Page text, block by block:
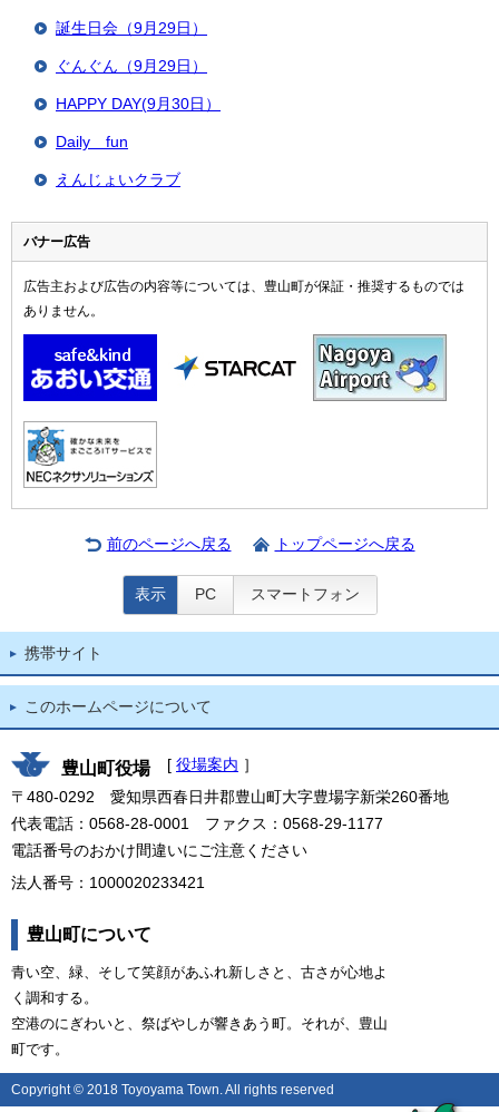
誕生日会（9月29日）
ぐんぐん（9月29日）
HAPPY DAY(9月30日）
Daily fun
えんじょいクラブ
バナー広告
広告主および広告の内容等については、豊山町が保証・推奨するものでは
ありません。
前のページへ戻る トップページへ戻る
表示 PC スマートフォン
携帯サイト
このホームページについて
豊山町役場 [ 役場案内 ］
〒480-0292 愛知県西春日井郡豊山町大字豊場字新栄260番地
代表電話：0568-28-0001 ファクス：0568-29-1177
電話番号のおかけ間違いにご注意ください
法人番号：1000020233421
豊山町について
青い空、緑、そして笑顔があふれ新しさと、古さが心地よ
く調和する。
空港のにぎわいと、祭ばやしが響きあう町。それが、豊山
町です。
Copyright © 2018 Toyoyama Town. All rights reserved